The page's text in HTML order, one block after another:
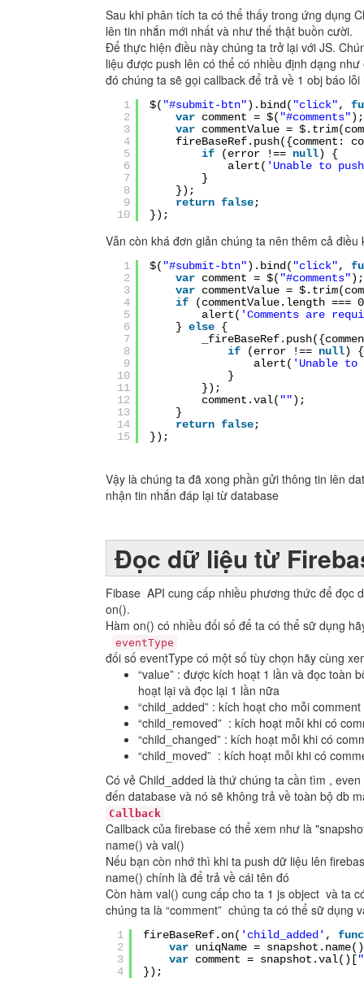
Sau khi phân tích ta có thể thấy trong ứng dụng
lên tin nhắn mới nhất và như thế thật buồn cười.
Để thực hiện điều này chúng ta trở lại với JS.
liệu được push lên có thể có nhiều định dạng
đó chúng ta sẽ gọi callback để trả về 1 obj báo
1
2
3
4
5
6
7
8
9
10
$( "#submit-btn").bind( "click",
var comment = $( "#comments");
var commentValue =
fireBaseRef.push({comment:
if
(error !== null) {
alert( 'Unable to
}
});
return false;
});
Vẫn còn khá đơn giản chúng ta nên thêm cả
1
2
3
4
5
6
7
8
9
10
11
12
13
14
15
$( "#submit-btn").bind( "click",
var comment = $( "#comments");
var commentValue =
if
(commentValue.length ===
alert( 'Comments are
} else {
if
(error !== null) {
alert( 'Unable to
}
});
comment.val( "");
}
return false;
});
Vậy là chúng ta đã xong phần gửi thông tin lên
nhận tin nhắn đáp lại từ database
Đọc dữ liệu từ
Fibase API cung cấp nhiều phương thức để đọc
on().
Hàm on() có nhiều đối số để ta có thể sữ dụng
eventType
đối số eventType có một số tùy chọn hãy cùng
“value” : được kích hoạt 1 lần và đọc toàn
hoạt lại và đọc lại 1 lần nữa
“child_added” : kích hoạt cho mỗi
“child_removed” : kích hoạt mỗi khi có
“child_changed” : kích hoạt mỗi khi có
“child_moved” : kích hoạt mỗi khi có
Có vẻ Child_added là thứ chúng ta cần tìm ,
đến database và nó sẽ không trả về toàn bộ db
Callback
Callback của firebase có thể xem như là
name() và val()
Nếu bạn còn nhớ thì khi ta push dữ liệu lên
name() chính là để trả về cái tên đó
Còn hàm val() cung cấp cho ta 1 js object và ta
chúng ta là “comment” chúng ta có thể sữ dụng
1
2
3
4
fireBaseRef.on( 'child_added' ,
var uniqName =
var comment = snapshot.val()[
});